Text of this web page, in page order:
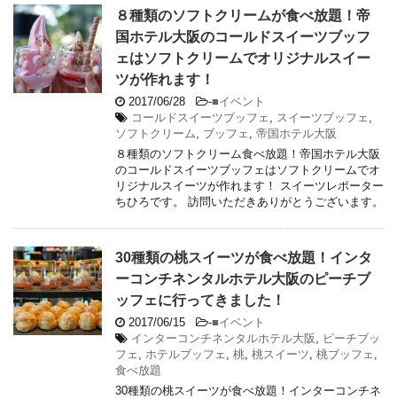
８種類のソフトクリームが食べ放題！帝
国ホテル大阪のコールドスイーツブッフ
ェはソフトクリームでオリジナルスイー
ツが作れます！
2017/06/28 -■イベント
コールドスイーツブッフェ , スイーツブッフェ ,
ソフトクリーム, ブッフェ , 帝国ホテル大阪
８種類のソフトクリーム食べ放題！帝国ホテル大阪
のコールドスイーツブッフェはソフトクリームでオ
リジナルスイーツが作れます！ スイーツレポーター
ちひろです。 訪問いただきありがとうございます。
30種類の桃スイーツが食べ放題！インタ
ーコンチネンタルホテル大阪のピーチブ
ッフェに行ってきました！
2017/06/15 -■イベント
インターコンチネンタルホテル大阪 , ピーチブッ
フェ , ホテルブッフェ , 桃, 桃スイーツ, 桃ブッフェ ,
食べ放題
30種類の桃スイーツが食べ放題！インターコンチネ